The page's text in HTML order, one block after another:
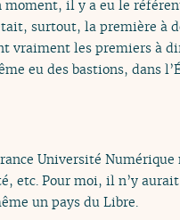
moment, il y a eu le
surtout, la première à
vraiment les premiers à
eu des bastions, dans
Université Numérique
etc. Pour moi, il n’y aurait
un pays du Libre.